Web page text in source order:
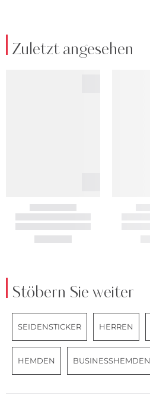
Zuletzt angesehen
Stöbern Sie weiter
SEIDENSTICKER HERREN
HEMDEN BUSINESSHEMDEN